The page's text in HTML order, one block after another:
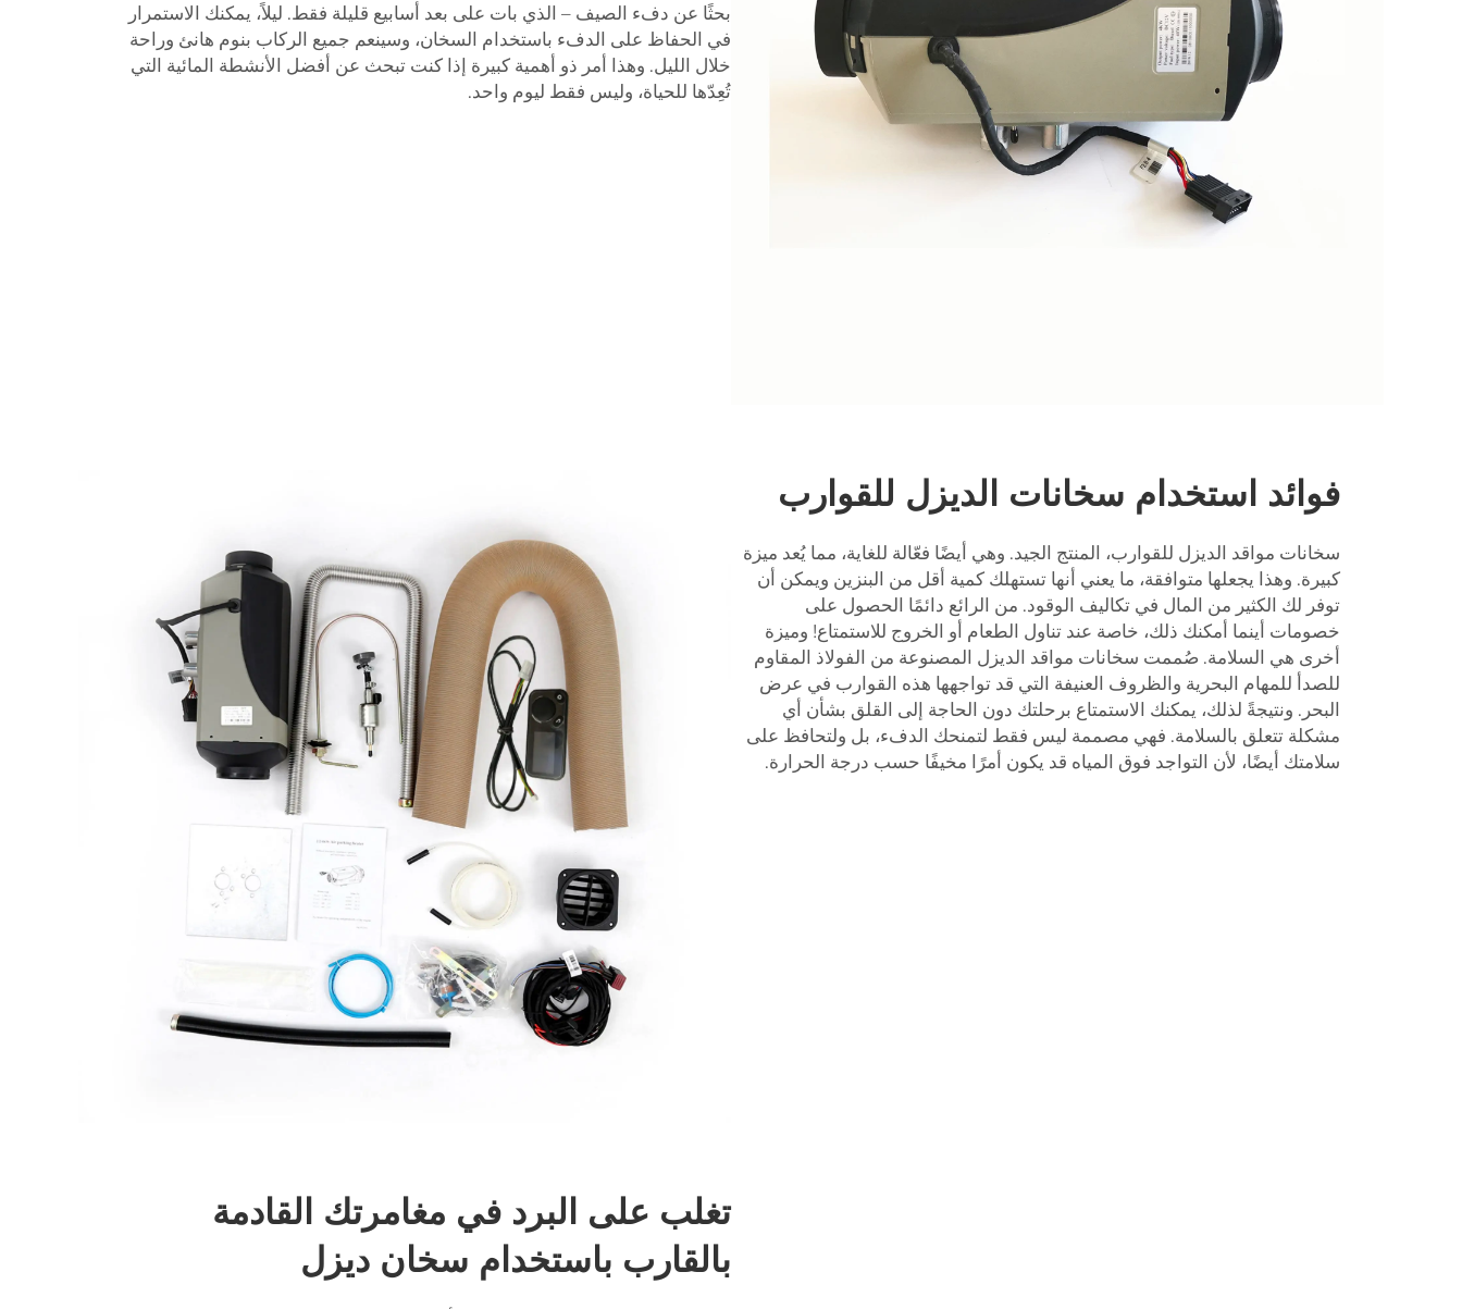
بحثًا عن دفء الصيف – الذي بات على بعد أسابيع قليلة فقط. ليلاً، يمكنك الاستمرار
في الحفاظ على الدفء باستخدام السخان، وسينعم جميع الركاب بنوم هانئ وراحة
خلال الليل. وهذا أمر ذو أهمية كبيرة إذا كنت تبحث عن أفضل الأنشطة المائية التي
تُعِدّها للحياة، وليس فقط ليوم واحد.
فوائد استخدام سخانات الديزل للقوارب
سخانات مواقد الديزل للقوارب، المنتج الجيد. وهي أيضًا فعّالة للغاية، مما يُعد ميزة
كبيرة. وهذا يجعلها متوافقة، ما يعني أنها تستهلك كمية أقل من البنزين ويمكن أن
توفر لك الكثير من المال في تكاليف الوقود. من الرائع دائمًا الحصول على
خصومات أينما أمكنك ذلك، خاصة عند تناول الطعام أو الخروج للاستمتاع! وميزة
أخرى هي السلامة. صُممت سخانات مواقد الديزل المصنوعة من الفولاذ المقاوم
للصدأ للمهام البحرية والظروف العنيفة التي قد تواجهها هذه القوارب في عرض
البحر. ونتيجةً لذلك، يمكنك الاستمتاع برحلتك دون الحاجة إلى القلق بشأن أي
مشكلة تتعلق بالسلامة. فهي مصممة ليس فقط لتمنحك الدفء، بل ولتحافظ على
سلامتك أيضًا، لأن التواجد فوق المياه قد يكون أمرًا مخيفًا حسب درجة الحرارة.
تغلب على البرد في مغامرتك القادمة
بالقارب باستخدام سخان ديزل